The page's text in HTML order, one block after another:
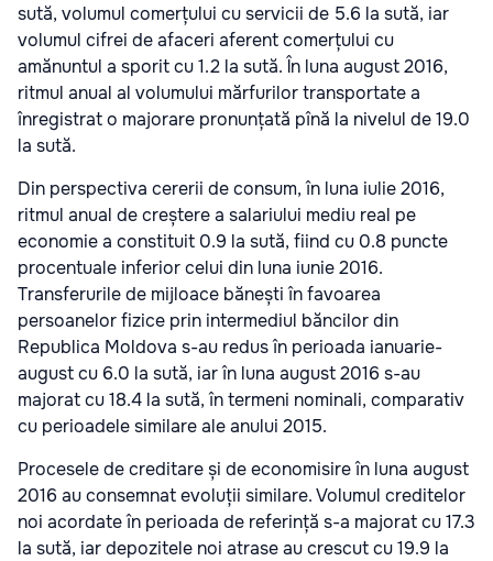
sută, volumul comerțului cu servicii de 5.6 la sută, iar
volumul cifrei de afaceri aferent comerțului cu
amănuntul a sporit cu 1.2 la sută. În luna august 2016,
ritmul anual al volumului mărfurilor transportate a
înregistrat o majorare pronunțată pînă la nivelul de 19.0
la sută.
Din perspectiva cererii de consum, în luna iulie 2016,
ritmul anual de creștere a salariului mediu real pe
economie a constituit 0.9 la sută, fiind cu 0.8 puncte
procentuale inferior celui din luna iunie 2016.
Transferurile de mijloace bănești în favoarea
persoanelor fizice prin intermediul băncilor din
Republica Moldova s-au redus în perioada ianuarie-
august cu 6.0 la sută, iar în luna august 2016 s-au
majorat cu 18.4 la sută, în termeni nominali, comparativ
cu perioadele similare ale anului 2015.
Procesele de creditare și de economisire în luna august
2016 au consemnat evoluții similare. Volumul creditelor
noi acordate în perioada de referință s-a majorat cu 17.3
la sută, iar depozitele noi atrase au crescut cu 19.9 la